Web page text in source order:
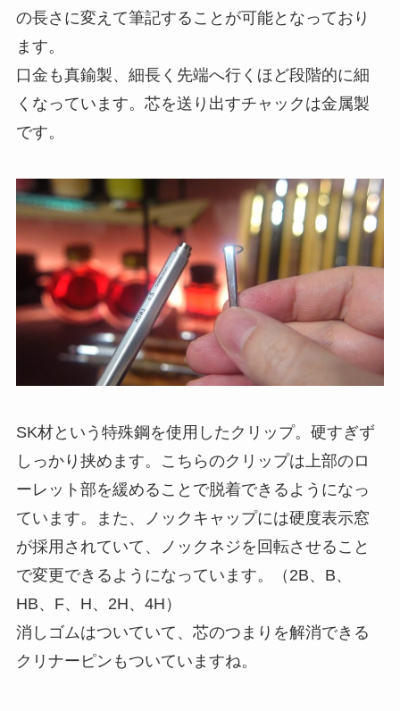
の長さに変えて筆記することが可能となっており
ます。
口金も真鍮製、細長く先端へ行くほど段階的に細
くなっています。芯を送り出すチャックは金属製
です。
SK材という特殊鋼を使用したクリップ。硬すぎず
しっかり挟めます。こちらのクリップは上部のロ
ーレット部を緩めることで脱着できるようになっ
ています。また、ノックキャップには硬度表示窓
が採用されていて、ノックネジを回転させること
で変更できるようになっています。（2B、B、
HB、F、H、2H、4H）
消しゴムはついていて、芯のつまりを解消できる
クリナーピンもついていますね。